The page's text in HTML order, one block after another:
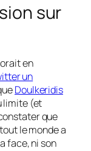
sur
en
un
Doulkeridis
limite (et
que
le monde a
face, ni son